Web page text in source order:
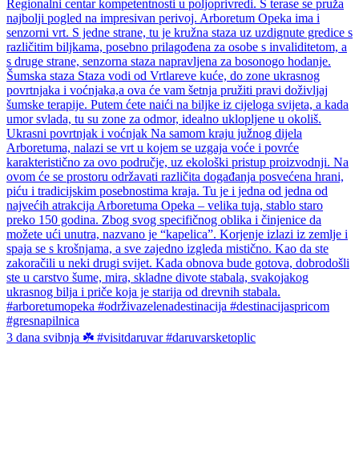
3 dana svibnja ☘️ #visitdaruvar #daruvarsketoplic